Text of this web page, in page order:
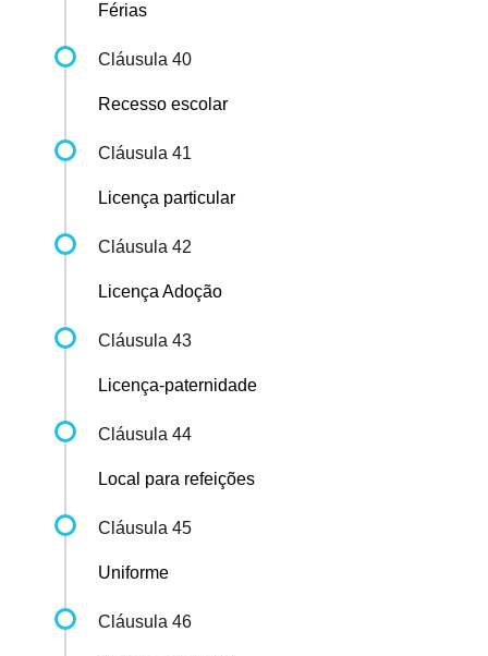
Férias
Cláusula 40
Recesso escolar
Cláusula 41
Licença particular
Cláusula 42
Licença Adoção
Cláusula 43
Licença-paternidade
Cláusula 44
Local para refeições
Cláusula 45
Uniforme
Cláusula 46